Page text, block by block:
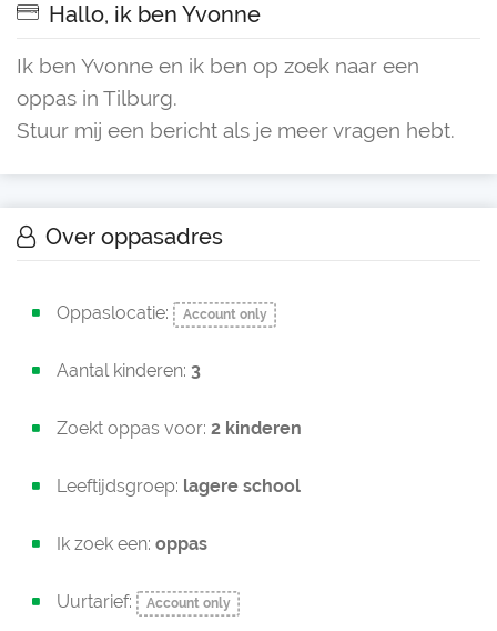
Hallo, ik ben Yvonne
Ik ben Yvonne en ik ben op zoek naar een
oppas in Tilburg.
Stuur mij een bericht als je meer vragen hebt.
Over oppasadres
Oppaslocatie: Account only
Aantal kinderen: 3
Zoekt oppas voor: 2 kinderen
Leeftijdsgroep: lagere school
Ik zoek een: oppas
Uurtarief: Account only